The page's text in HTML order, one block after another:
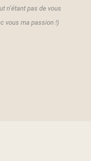
n’étant pas de vous
vous ma passion !)